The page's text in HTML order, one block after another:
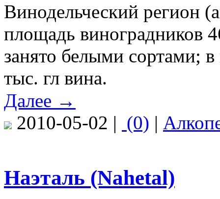
Винодельческий регион
площадь виноградников
занято белыми сортами;
тыс. гл вина.
Далее →
2010-05-02 | (0) |
Наэталь (Nahetal)